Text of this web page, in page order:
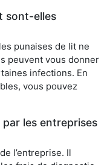
sont-elles
punaises de lit ne
peuvent vous donner
infections. En
vous pouvez
les entreprises
l’entreprise. Il